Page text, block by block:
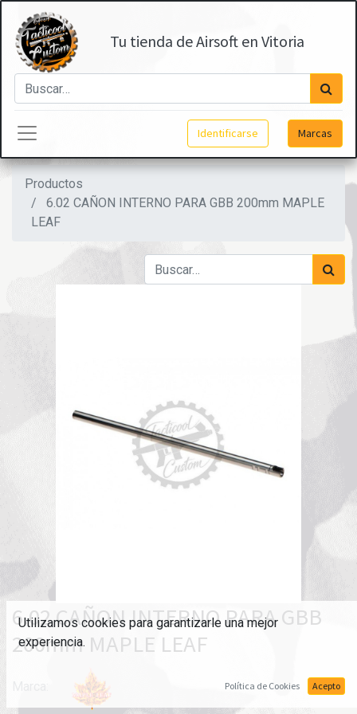
Tu tienda de Airsoft en Vitoria
Identificarse Marcas
Productos
6.02 CAÑON INTERNO PARA GBB 200mm MAPLE
LEAF
6.02 CAÑON INTERNO PARA GBB
200mm MAPLE LEAF
Utilizamos cookies para garantizarle una mejor
experiencia.
Política de Cookies Acepto